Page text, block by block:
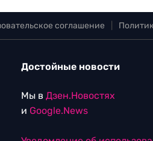
соглашение
Достойные новости
Мы в Дзен.Новостях
и Google.News